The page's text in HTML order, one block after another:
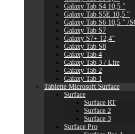
Galaxy Tab S4 10,5 "
Galaxy Tab S5E 10,5 "
Galaxy Tab S6 10,5 " /
Galaxy Tab S7
Galaxy S7+ 12,4"
Galaxy Tab S8
Galaxy Tab 4
Galaxy Tab 3 / Lite
Galaxy Tab 2
Galaxy Tab 1
Tablette Microsoft Surface
Surface
Surface RT
Surface 2
Surface 3
Surface Pro